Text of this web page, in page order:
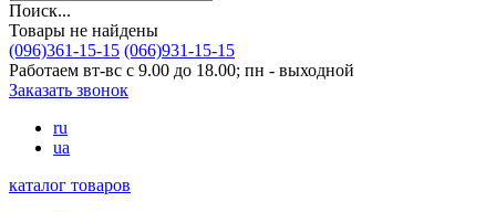
Поиск...
Товары не найдены
(096)361-15-15 (066)931-15-15
Работаем вт-вс с 9.00 до 18.00; пн - выходной
Заказать звонок
ru
ua
каталог товаров